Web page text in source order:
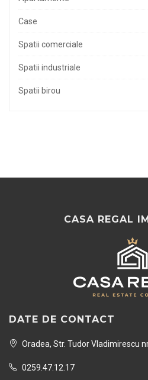
Case
Spatii comerciale
Spatii industriale
Spatii birou
CASA REGAL
DATE DE CONTACT
Oradea, Str. Tudor Vladimirescu
0259.47.12.17